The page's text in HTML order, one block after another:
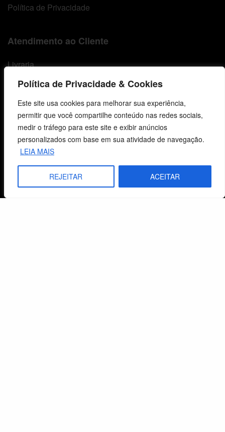
Política de Privacidade & Cookies
Este site usa cookies para melhorar sua experiência,
permitir que você compartilhe conteúdo nas redes sociais,
medir o tráfego para este site e exibir anúncios
personalizados com base em sua atividade de navegação.
LEIA MAIS
REJEITAR ACEITAR
Política de Privacidade
Atendimento ao Cliente
Livraria
Minha conta
Carrinho
Lista de Desejos
Termos e Condições
Centro de Estudos Bíblicos